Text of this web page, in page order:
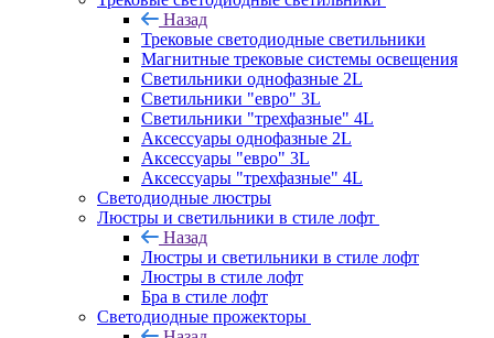
Назад
Трековые светодиодные светильники
Магнитные трековые системы освещения
Светильники однофазные 2L
Светильники "евро" 3L
Светильники "трехфазные" 4L
Аксессуары однофазные 2L
Аксессуары "евро" 3L
Аксессуары "трехфазные" 4L
Светодиодные люстры
Люстры и светильники в стиле лофт
Назад
Люстры и светильники в стиле лофт
Люстры в стиле лофт
Бра в стиле лофт
Светодиодные прожекторы